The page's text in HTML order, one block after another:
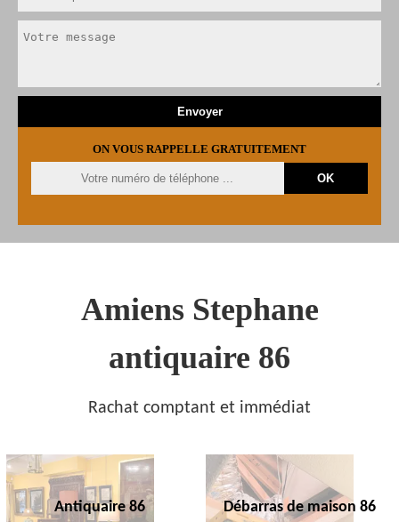
ON VOUS RAPPELLE GRATUITEMENT
Amiens Stephane
antiquaire 86
Rachat comptant et immédiat
Antiquaire 86 Débarras de maison 86